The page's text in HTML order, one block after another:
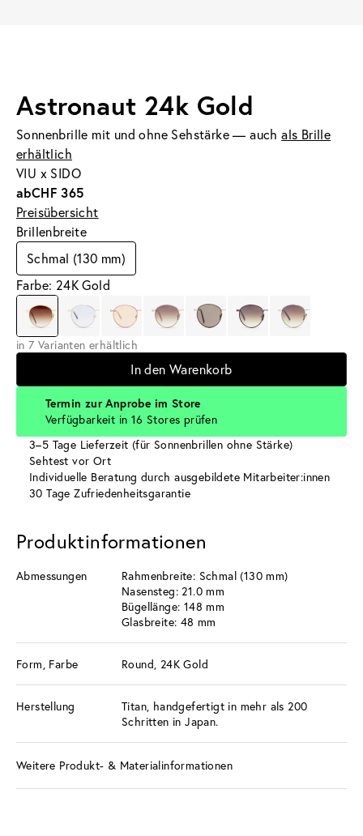
Astronaut 24k Gold
Sonnenbrille mit und ohne Sehstärke — auchals Brille
erhältlich
VIU x SIDO
abCHF 365
Preisübersicht
Brillenbreite
Schmal (130 mm)
Farbe: 24K Gold
in 7 Varianten erhältlich
In den Warenkorb
Termin zur Anprobe im Store
Verfügbarkeit in 16 Stores prüfen
3–5 Tage Lieferzeit (für Sonnenbrillen ohne Stärke)
Sehtest vor Ort
Individuelle Beratung durch ausgebildete Mitarbeiter:innen
30 Tage Zufriedenheitsgarantie
Produktinformationen
Abmessungen
Rahmenbreite: Schmal (130 mm)
Nasensteg: 21.0 mm
Bügellänge: 148 mm
Glasbreite: 48 mm
Form, Farbe Round, 24K Gold
Herstellung
Titan, handgefertigt in mehr als 200
Schritten in Japan.
Weitere Produkt- & Materialinformationen